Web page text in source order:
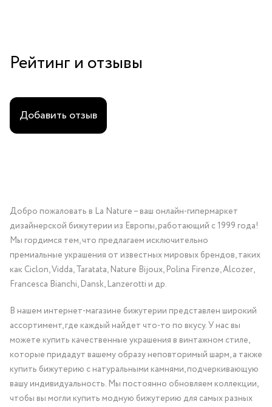
Рейтинг и отзывы
Добавить отзыв
Добро пожаловать в La Nature – ваш онлайн-гипермаркет
дизайнерской бижутерии из Европы, работающий с 1999 года!
Мы гордимся тем, что предлагаем исключительно
премиальные украшения от известных мировых брендов, таких
как Ciclon, Vidda, Taratata, Nature Bijoux, Polina Firenze, Alcozer,
Francesca Bianchi, Dansk, Lanzerotti и др.
В нашем интернет-магазине бижутерии представлен широкий
ассортимент, где каждый найдет что-то по вкусу. У нас вы
можете купить качественные украшения в винтажном стиле,
которые придадут вашему образу неповторимый шарм, а также
купить бижутерию с натуральными камнями, подчеркивающую
вашу индивидуальность. Мы постоянно обновляем коллекции,
чтобы вы могли купить модную бижутерию для самых разных